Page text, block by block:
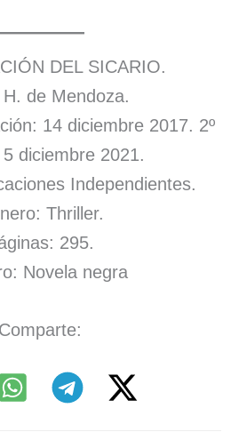
DEL SICARIO.
de Mendoza.
14 diciembre 2017. 2º
diciembre 2021.
Independientes.
Thriller.
295.
Novela negra
Comparte: